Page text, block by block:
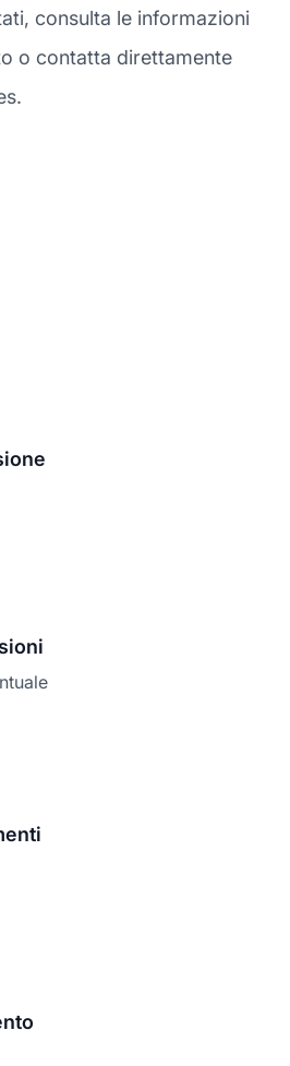
consulta le informazioni
o contatta direttamente